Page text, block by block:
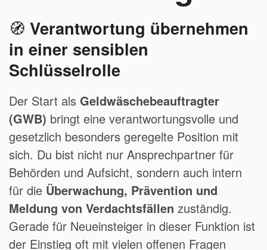
🧭 Verantwortung übernehmen
in einer sensiblen
Schlüsselrolle
Der Start als Geldwäschebeauftragter
(GWB) bringt eine verantwortungsvolle und
gesetzlich besonders geregelte Position mit
sich. Du bist nicht nur Ansprechpartner für
Behörden und Aufsicht, sondern auch intern
für die Überwachung, Prävention und
Meldung von Verdachtsfällen zuständig.
Gerade für Neueinsteiger in dieser Funktion ist
der Einstieg oft mit vielen offenen Fragen